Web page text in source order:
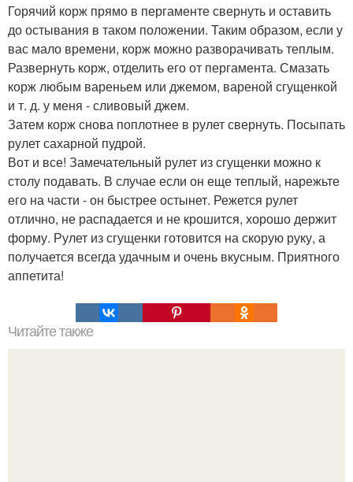
Горячий корж прямо в пергаменте свернуть и оставить
до остывания в таком положении. Таким образом, если у
вас мало времени, корж можно разворачивать теплым.
Развернуть корж, отделить его от пергамента. Смазать
корж любым вареньем или джемом, вареной сгущенкой
и т. д. у меня - сливовый джем.
Затем корж снова поплотнее в рулет свернуть. Посыпать
рулет сахарной пудрой.
Вот и все! Замечательный рулет из сгущенки можно к
столу подавать. В случае если он еще теплый, нарежьте
его на части - он быстрее остынет. Режется рулет
отлично, не распадается и не крошится, хорошо держит
форму. Рулет из сгущенки готовится на скорую руку, а
получается всегда удачным и очень вкусным. Приятного
аппетита!
Читайте также